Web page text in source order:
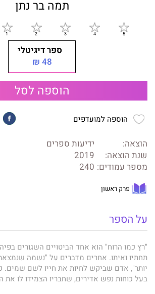
תמה בר נתן
ספר דיגיטלי
48 ₪
הוספה לסל
הוספה למועדפים
הוצאה:
ידיעות ספרים
שנת הוצאה:
2019
מספר עמודים: 240
פרק ראשון
על הספר
"רץ כמו הרוח" הוא אחד הביטויים השגורים
תחתיו ואיתו. אחרים מדברים על "נשמה שנמצאת
יותר", אדם שביקש לחיות את חייו לשם שמים.
בעל כוחות נפש אדירים, שחבריו הצמידו לו את